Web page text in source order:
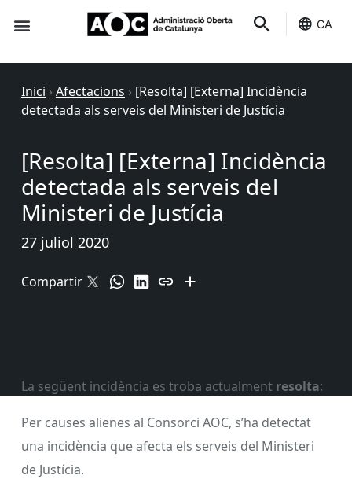
CA
Inici › Afectacions › [Resolta] [Externa] Incidència
detectada als serveis del Ministeri de Justícia
[Resolta] [Externa] Incidència
detectada als serveis del
Ministeri de Justícia
27 juliol 2020
Compartir
La següent incidència es troba actualment resolta:
Per causes alienes al Consorci AOC, s’ha detectat
una incidència que afecta els serveis del Ministeri
de Justícia.